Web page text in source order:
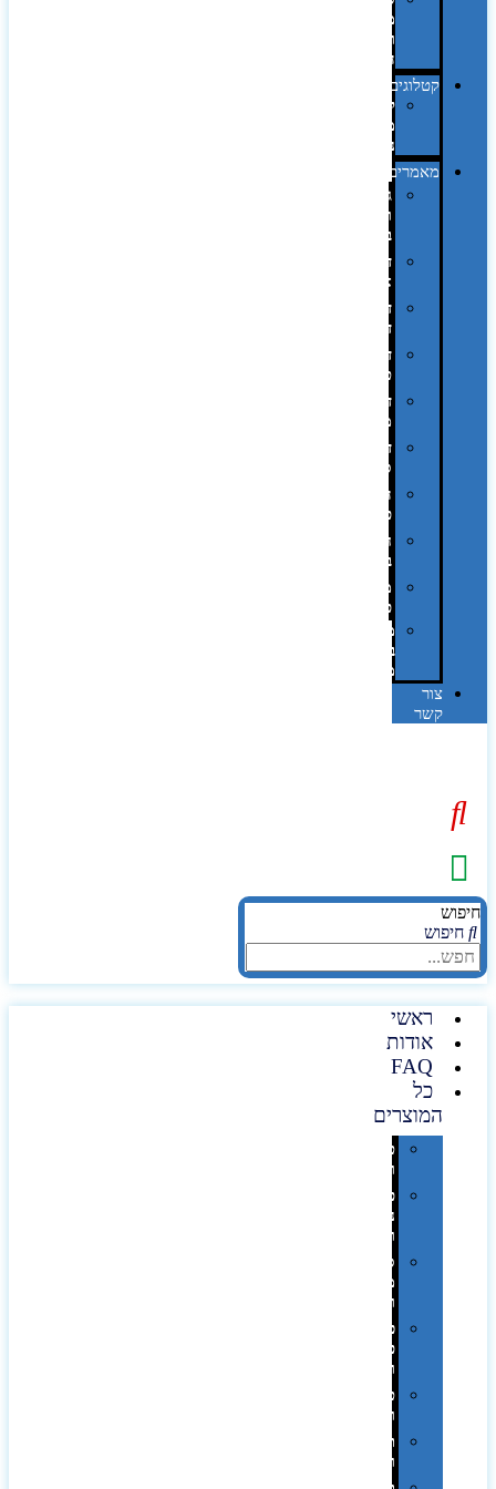
מחשב
וציוד
היקפי
קטלוגים
קטלוג
מוצרי
נייר
מאמרים
גימורים
והשבחות
בדפוס
דפוס
אופסט
דפוס
דיגיטלי
דפוס
טמפון
דפוס
משי
דפוס
סובלימציה
הדפס
פרוצס
חריטה
בלייזר
מהו
פנטון?
מיתוג
באמצעות
מדבקות
צור
קשר
חיפוש
ראשי
אודות
FAQ
כל
המוצרים
טכנולוגיה
וגאדג'טים
פנאי,
נופש
ונסיעות
סביבת
משרד
ופרימיום
כלים,
פנסים
ורכב
טקסטיל
וחורף
תיקים
ומזוודות